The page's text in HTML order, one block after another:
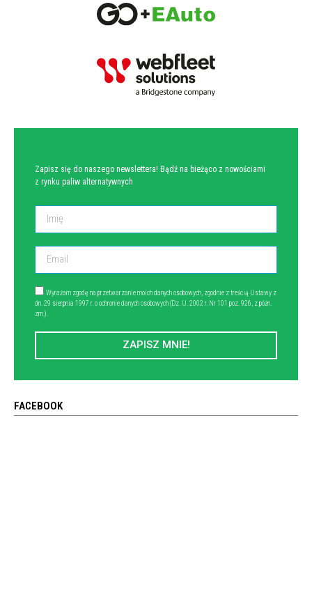
Zapisz się do naszego newslettera! Bądź na bieżąco z nowościami
z rynku paliw alternatywnych
Wyrażam zgodę na przetwarzanie moich danych osobowych, zgodnie z treścią Ustawy z
dn. 29 sierpnia 1997 r. o ochronie danych osobowych (Dz. U. 2002 r. Nr 101 poz. 926, z późn.
zm.).
ZAPISZ MNIE!
FACEBOOK